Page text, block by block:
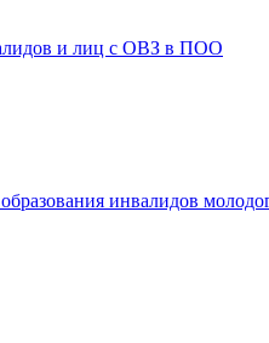
и лиц с ОВЗ в ПОО
инвалидов